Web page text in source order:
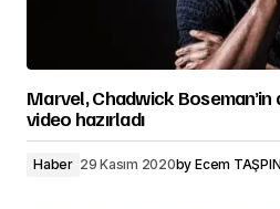
Marvel, Chadwick Boseman’in
video hazırladı
Haber 29 Kasım 2020by Ecem